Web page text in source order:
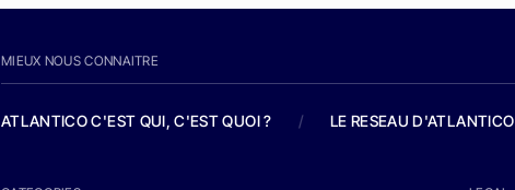
MIEUX NOUS CONNAITRE
ATLANTICO C'EST QUI, C'EST QUOI ? / LE RESEAU D'ATLANTICO